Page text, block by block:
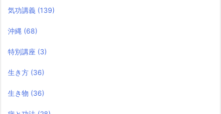
気功講義 (139)
沖縄 (68)
特別講座 (3)
生き方 (36)
生き物 (36)